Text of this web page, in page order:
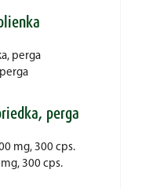
perga
300 cps.